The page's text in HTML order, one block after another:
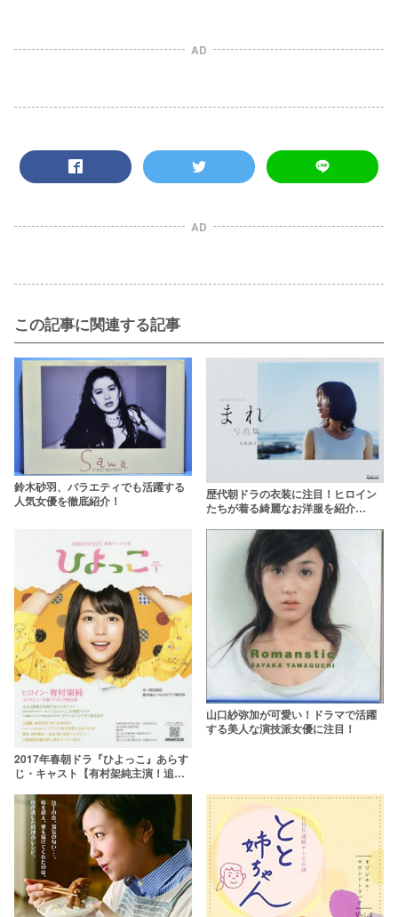
AD
AD
この記事に関連する記事
鈴木砂羽、バラエティでも活躍する
人気女優を徹底紹介！
歴代朝ドラの衣装に注目！ヒロイン
たちが着る綺麗なお洋服を紹介
2017年春朝ドラ『ひよっこ』あらす
じ・キャスト【有村架純主演！追加
山口紗弥加が可愛い！ドラマで活躍
する美人な演技派女優に注目！